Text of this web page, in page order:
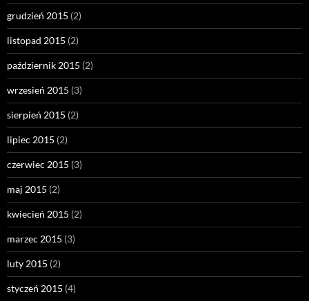
grudzień 2015 (2)
listopad 2015 (2)
październik 2015 (2)
wrzesień 2015 (3)
sierpień 2015 (2)
lipiec 2015 (2)
czerwiec 2015 (3)
maj 2015 (2)
kwiecień 2015 (2)
marzec 2015 (3)
luty 2015 (2)
styczeń 2015 (4)